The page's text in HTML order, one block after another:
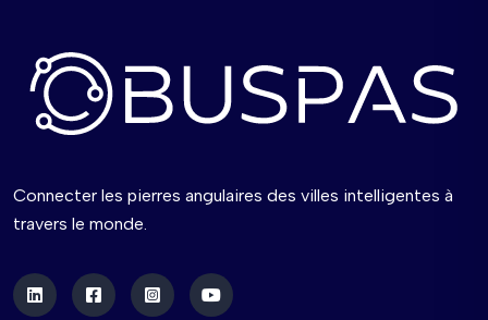
Connecter les pierres angulaires des villes intelligentes à
travers le monde.